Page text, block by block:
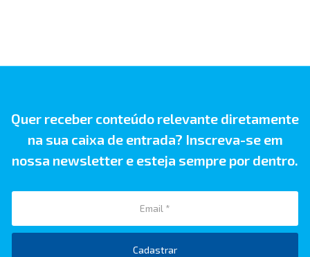
Quer receber conteúdo relevante diretamente
na sua caixa de entrada? Inscreva-se em
nossa newsletter e esteja sempre por dentro.
Cadastrar